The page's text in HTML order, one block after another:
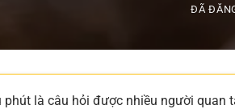
ĐÃ
phút là câu hỏi được nhiều người